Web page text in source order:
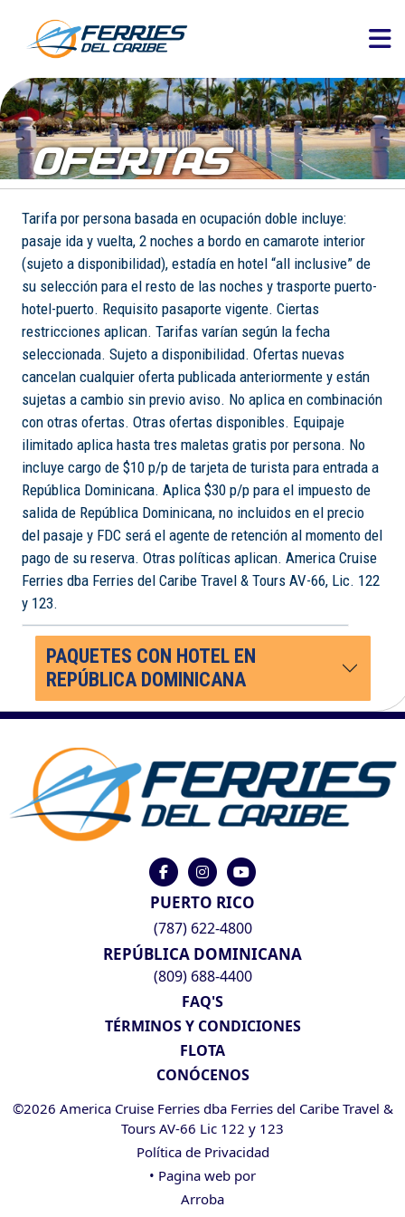
OFERTAS
Tarifa por persona basada en ocupación doble incluye:
pasaje ida y vuelta, 2 noches a bordo en camarote interior
(sujeto a disponibilidad), estadía en hotel “all inclusive” de
su selección para el resto de las noches y trasporte puerto-
hotel-puerto. Requisito pasaporte vigente. Ciertas
restricciones aplican. Tarifas varían según la fecha
seleccionada. Sujeto a disponibilidad. Ofertas nuevas
cancelan cualquier oferta publicada anteriormente y están
sujetas a cambio sin previo aviso. No aplica en combinación
con otras ofertas. Otras ofertas disponibles. Equipaje
ilimitado aplica hasta tres maletas gratis por persona. No
incluye cargo de $10 p/p de tarjeta de turista para entrada a
República Dominicana. Aplica $30 p/p para el impuesto de
salida de República Dominicana, no incluidos en el precio
del pasaje y FDC será el agente de retención al momento del
pago de su reserva. Otras políticas aplican. America Cruise
Ferries dba Ferries del Caribe Travel & Tours AV-66, Lic. 122
y 123.
PAQUETES CON HOTEL EN
REPÚBLICA DOMINICANA
PUERTO RICO
(787) 622-4800
REPÚBLICA DOMINICANA
(809) 688-4400
FAQ'S
TÉRMINOS Y CONDICIONES
FLOTA
CONÓCENOS
©2026 America Cruise Ferries dba Ferries del Caribe Travel &
Tours AV-66 Lic 122 y 123
Política de Privacidad
• Pagina web por
Arroba